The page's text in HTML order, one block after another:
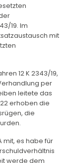
19. Im
mit
12 K 2343/19,
per
leitete das
erhoben die
die
mit, es habe für
werde dem